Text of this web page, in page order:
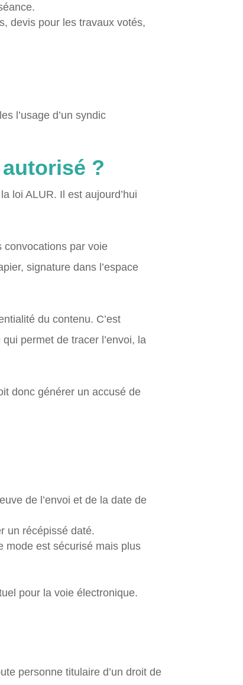
devis pour les travaux votés,
l’usage d’un syndic
?
loi ALUR. Il est aujourd’hui
convocations par voie
signature dans l’espace
du contenu. C’est
permet de tracer l’envoi, la
donc générer un accusé de
de l’envoi et de la date de
un récépissé daté.
mode est sécurisé mais plus
pour la voie électronique.
personne titulaire d’un droit de